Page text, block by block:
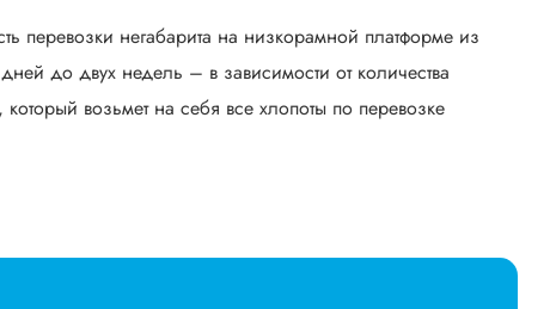
перевозки негабарита на низкорамной платформе из
до двух недель – в зависимости от количества
возьмет на себя все хлопоты по перевозке